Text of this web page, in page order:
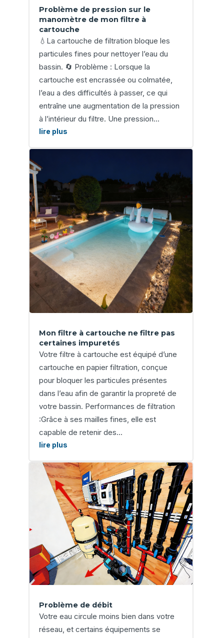
Problème de pression sur le
manomètre de mon filtre à
cartouche
💧La cartouche de filtration bloque les
particules fines pour nettoyer l’eau du
bassin. 🔄 Problème : Lorsque la
cartouche est encrassée ou colmatée,
l’eau a des difficultés à passer, ce qui
entraîne une augmentation de la pression
à l’intérieur du filtre. Une pression...
lire plus
Mon filtre à cartouche ne filtre pas
certaines impuretés
Votre filtre à cartouche est équipé d’une
cartouche en papier filtration, conçue
pour bloquer les particules présentes
dans l’eau afin de garantir la propreté de
votre bassin. Performances de filtration
:Grâce à ses mailles fines, elle est
capable de retenir des...
lire plus
Problème de débit
Votre eau circule moins bien dans votre
réseau, et certains équipements se